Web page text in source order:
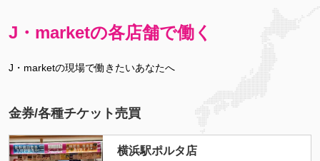
J・marketの各店舗で働く
J・marketの現場で働きたいあなたへ
金券/各種チケット売買
横浜駅ポルタ店